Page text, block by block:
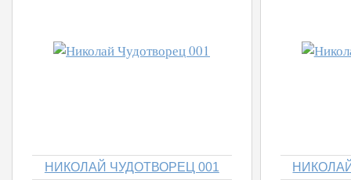
НИКОЛАЙ ЧУДОТВОРЕЦ 001